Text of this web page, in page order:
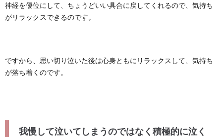
神経を優位にして、ちょうどいい具合に戻してくれるので、気持ち
がリラックスできるのです。
ですから、思い切り泣いた後は心身ともにリラックスして、気持ち
が落ち着くのです。
我慢して泣いてしまうのではなく積極的に泣く